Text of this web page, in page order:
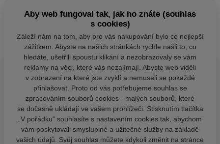
Aby web fungoval tak, jak ho znáte (souhlas
s cookies)
Záleží nám na tom, aby pro vás nakupování bylo co nejlepší
zážitkem. Abyste na našich stránkách rychle našli to, co
hledáte, ušetřili spoustu klikání a nezobrazovaly se vám
reklamy na věci, které vás nezajímají. Abyste web viděli
v zobrazení na které jste zvyklí a nemuseli se pokaždé
přihlašovat. Proto od vás potřebujeme souhlas se
zpracováním souborů cookies - malých souborů, které
se dočasně ukládají ve vašem prohlížeči. Stisknutím tlačítka
„V pořádku“ souhlasíte s nastavením cookies tak, abychom
vám poskytovali smysluplné a užitečné služby na základě
vašich údajů. Svůj souhlas můžete kdykoli změnit na stránce